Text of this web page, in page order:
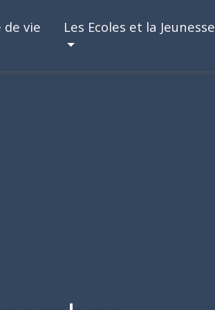
de vie Les Ecoles et la Jeunesse